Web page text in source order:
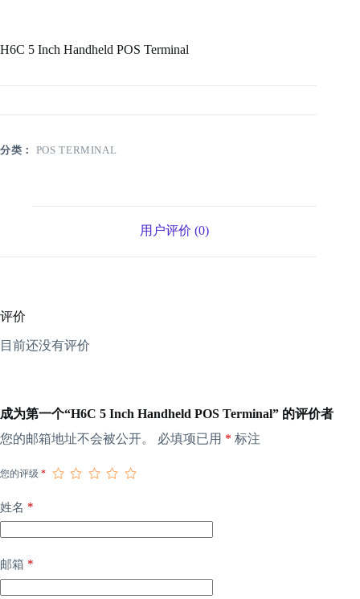
H6C 5 Inch Handheld POS Terminal
分类： POS TERMINAL
用户评价 (0)
评价
目前还没有评价
成为第一个“H6C 5 Inch Handheld POS Terminal” 的评价者
您的邮箱地址不会被公开。
必填项已用 * 标注
您的评级 *
姓名 *
邮箱 *